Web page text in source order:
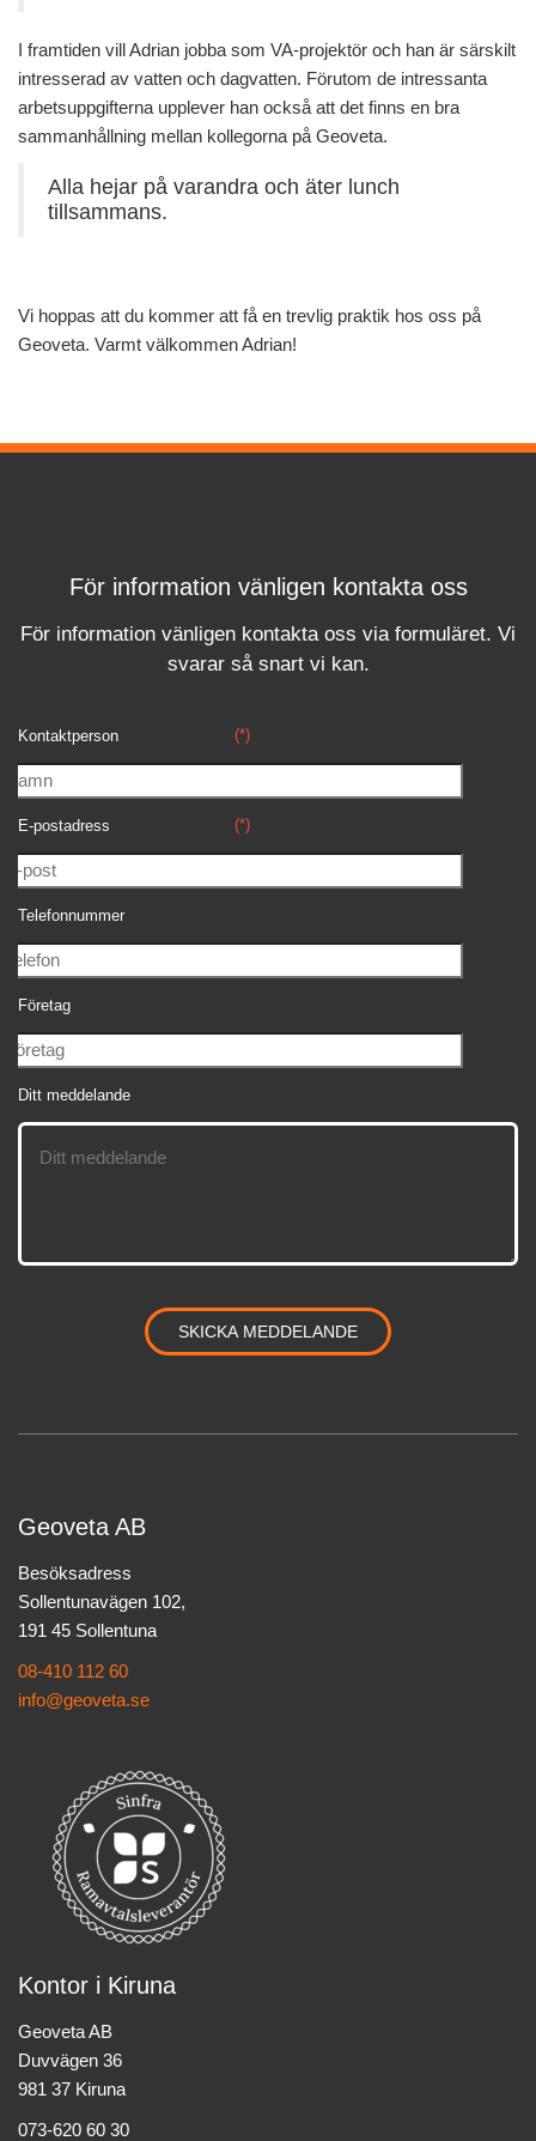
I framtiden vill Adrian jobba som VA-projektör och han är särskilt
intresserad av vatten och dagvatten. Förutom de intressanta
arbetsuppgifterna upplever han också att det finns en bra
sammanhållning mellan kollegorna på Geoveta.
Alla hejar på varandra och äter lunch
tillsammans.
Vi hoppas att du kommer att få en trevlig praktik hos oss på
Geoveta. Varmt välkommen Adrian!
För information vänligen kontakta oss
För information vänligen kontakta oss via formuläret. Vi
svararså snart vi kan.
Kontaktperson (*)
E-postadress (*)
Telefonnummer
Företag
Ditt meddelande
Geoveta AB
Besöksadress
Sollentunavägen 102,
191 45 Sollentuna
08-410 112 60
info@geoveta.se
Kontor i Kiruna
Geoveta AB
Duvvägen 36
981 37 Kiruna
073-620 60 30